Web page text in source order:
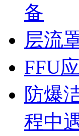
备
层流
FFU
防爆
程中